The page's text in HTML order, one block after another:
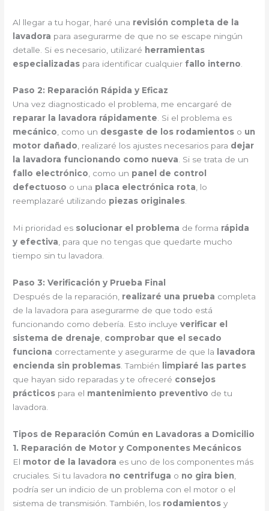
Al llegar a tu hogar, haré una revisión completa de la
lavadora para asegurarme de que no se escape ningún
detalle. Si es necesario, utilizaré herramientas
especializadas para identificar cualquier fallo interno
Paso 2: Reparación Rápida y Eficaz
Una vez diagnosticado el problema, me encargaré de
reparar la lavadora rápidamente. Si el problema es
mecánico, como un desgaste de los rodamientos o un
motor dañado, realizaré los ajustes necesarios para dejar
la lavadora funcionando como nueva. Si se trata de un
fallo electrónico, como un panel de control
defectuoso o una placa electrónica rota, lo
reemplazaré utilizando piezas originales.
Mi prioridad es solucionar el problema de forma rápida
y efectiva, para que no tengas que quedarte mucho
tiempo sin tu lavadora.
Paso 3: Verificación y Prueba Final
Después de la reparación, realizaré una prueba completa
de la lavadora para asegurarme de que todo está
funcionando como debería. Esto incluyeverificar el
sistema de drenaje comprobar que el secado
funciona correctamente y asegurarme de que la
lavadora
encienda sin problemas . También
limpiaré las partes
que hayan sido reparadas y te ofreceré consejos
prácticos para el mantenimiento preventivo de tu
lavadora.
Tipos de Reparación Común en Lavadoras a Domicilio
1. Reparación de Motor y Componentes Mecánicos
El motor de la lavadora es uno de los componentes más
cruciales. Si tu lavadora no centrifuga o no gira bien
podría ser un indicio de un problema con el motor o el
sistema de transmisión. También, los rodamientos y